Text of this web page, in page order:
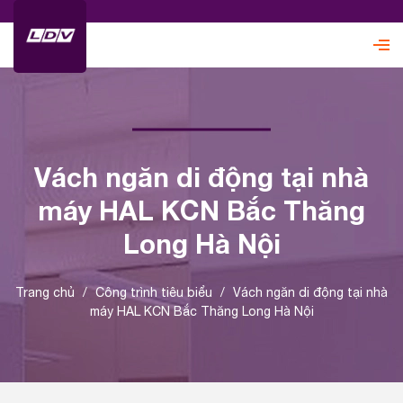
Vách ngăn di động tại nhà
máy HAL KCN Bắc Thăng
Long Hà Nội
Trang chủ / Công trình tiêu biểu / Vách ngăn di động tại nhà
máy HAL KCN Bắc Thăng Long Hà Nội